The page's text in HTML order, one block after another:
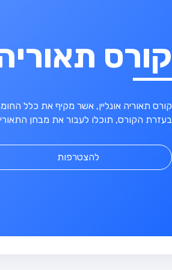
קורס
קורס תאוריה אונליין, אשר מקיף את כלל
בעזרת הקורס, תוכלו לעבור את מבחן
להצטרפות